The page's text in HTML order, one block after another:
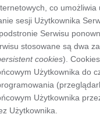
co
sesji Użytkownika
Serwisu
stosowane są dwa
cookies).
Użytkownika do
Użytkownika
Użytkownika.